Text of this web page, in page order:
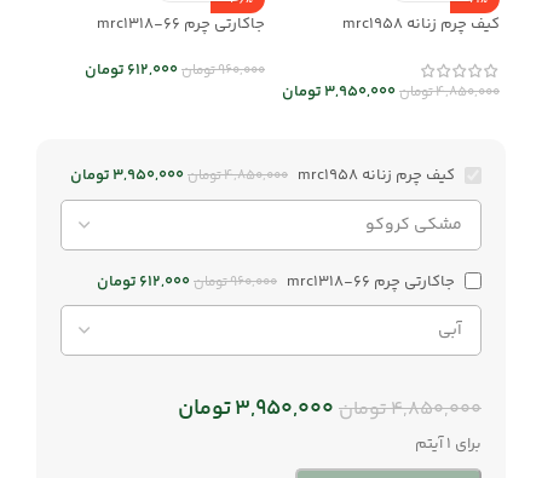
کیف چرم زنانه mrc1958
4,850,000تومان3,950,000تومان
جاکارتی چرم mrc1318-66
960,000تومان612,000 تومان
کیف چرم زنانه mrc1958 4,850,000تومان3,950,000تومان
جاکارتی چرم mrc1318-66 960,000تومان612,000 تومان
4,850,000تومان 3,950,000تومان
برای 1 آیتم